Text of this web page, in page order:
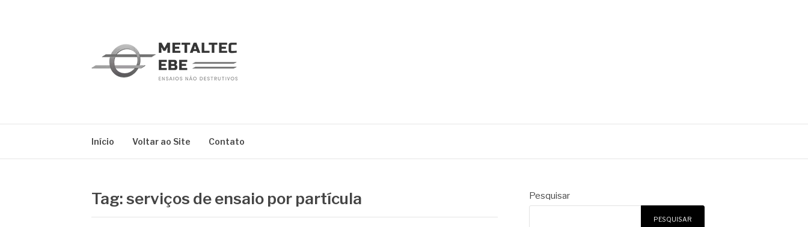
Início Voltar ao Site Contato
Tag:serviços de ensaio por partícula Pesquisar
PESQUISAR